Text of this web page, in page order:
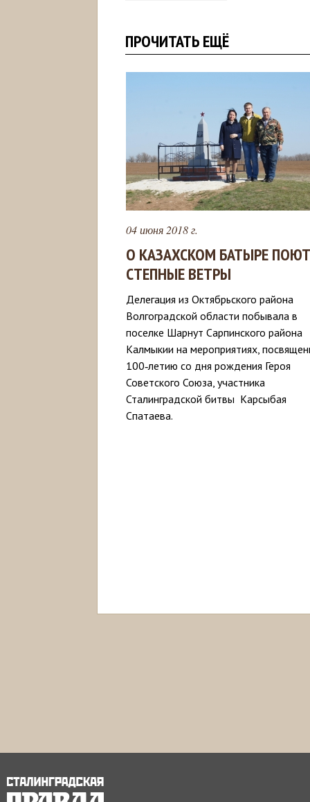
ПРОЧИТАТЬ ЕЩЁ
04 июня 2018 г.
О КАЗАХСКОМ БАТЫРЕ ПОЮТ
СТЕПНЫЕ ВЕТРЫ
Делегация из Октябрьского района
Волгоградской области побывала в
поселке Шарнут Сарпинского района
Калмыкии на мероприятиях,
100‑летию со дня рождения Героя
Советского Союза, участника
Сталинградской битвы Карсыбая
Спатаева.